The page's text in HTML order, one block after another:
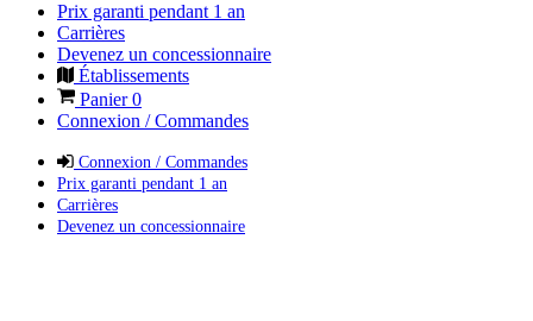
Prix garanti pendant 1 an
Carrières
Devenez un concessionnaire
Établissements
Panier0
Connexion / Commandes
Connexion / Commandes
Prix garanti pendant 1 an
Carrières
Devenez un concessionnaire